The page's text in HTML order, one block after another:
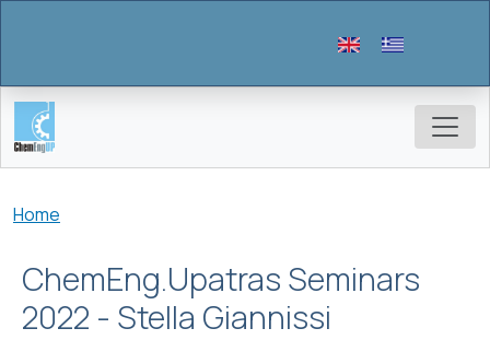
Breadcrumb
Home
ChemEng.Upatras Seminars
2022 - Stella Giannissi